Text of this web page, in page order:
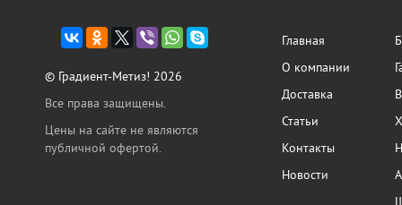
© Градиент-Метиз! 2026
Все права защищены.
Цены на сайте не являются
публичной офертой.
Главная
О компании
Доставка
Статьи
Контакты
Новости